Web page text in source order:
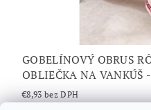
GOBELÍNOVÝ OBRUS
OBLIEČKA NA VANKÚŠ
€8,93 bez DPH